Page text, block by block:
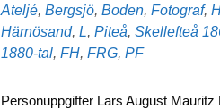
Kategorier
Ateljé, Bergsjö, Boden, Fotograf,
Härnösand, L, Piteå, Skellefteå
1880-tal, FH, FRG, PF
Personuppgifter Lars August Mauritz